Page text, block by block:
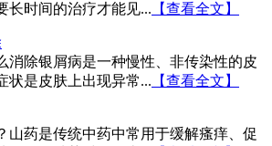
长时间的治疗才能见... 【查看全文】
消除银屑病是一种慢性、非传染性的皮
状是皮肤上出现异常... 【查看全文】
山药是传统中药中常用于缓解瘙痒、促